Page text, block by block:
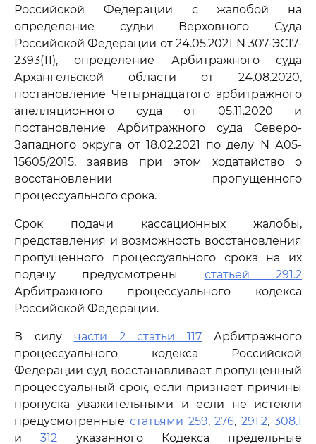
Российской Федерации с жалобой на
определение судьи Верховного Суда
Российской Федерации от 24.05.2021 N 307-ЭС17-
2393(11), определение Арбитражного суда
Архангельской области от 24.08.2020,
постановление Четырнадцатого арбитражного
апелляционного суда от 05.11.2020 и
постановление Арбитражного суда Северо-
Западного округа от 18.02.2021 по делу N А05-
15605/2015, заявив при этом ходатайство о
восстановлении пропущенного
процессуального срока.
Срок подачи кассационных жалобы,
представления и возможность восстановления
пропущенного процессуального срока на их
подачу предусмотрены статьей 291.2
Арбитражного процессуального кодекса
Российской Федерации.
В силу части 2 статьи 117 Арбитражного
процессуального кодекса Российской
Федерации суд восстанавливает пропущенный
процессуальный срок, если признает причины
пропуска уважительными и если не истекли
предусмотренные статьями 259,276,291.2,308.1
и312 указанного Кодекса предельные